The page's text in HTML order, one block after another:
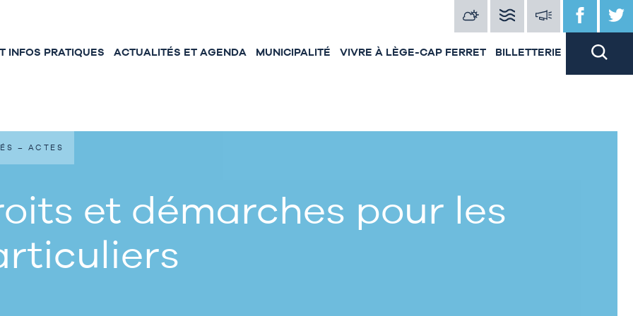
INFOS PRATIQUES ACTUALITÉS ET AGENDA MUNICIPALITÉ VIVRE À LÈGE-CAP FERRET BILLETTERIE
et démarches pour les
– ACTES